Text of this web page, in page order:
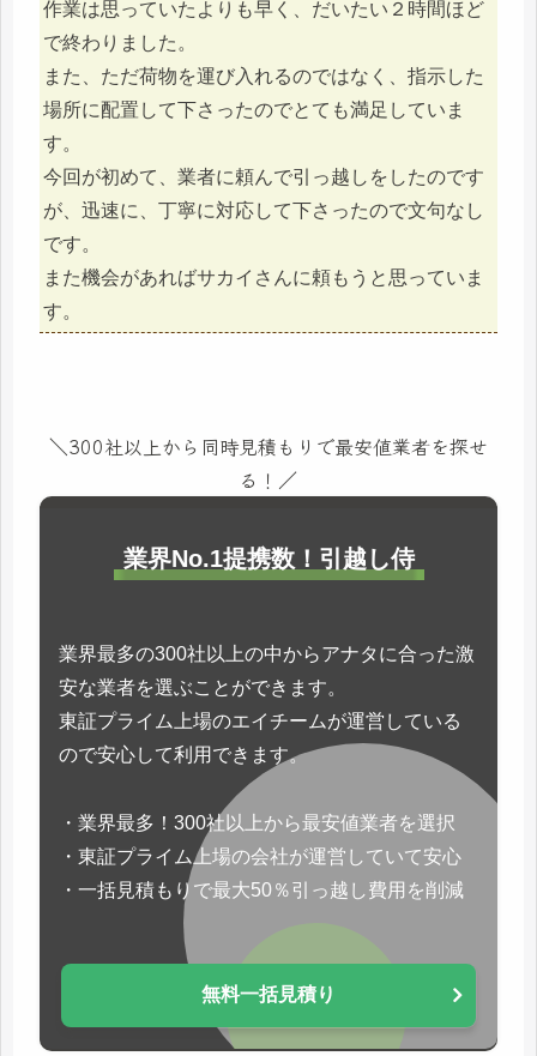
作業は思っていたよりも早く、だいたい２時間ほど
で終わりました。
また、ただ荷物を運び入れるのではなく、指示した
場所に配置して下さったのでとても満足していま
す。
今回が初めて、業者に頼んで引っ越しをしたのです
が、迅速に、丁寧に対応して下さったので文句なし
です。
また機会があればサカイさんに頼もうと思っていま
す。
＼300社以上から同時見積もりで最安値業者を探せ
る！／
業界No.1提携数！引越し侍
業界最多の300社以上の中からアナタに合った激
安な業者を選ぶことができます。
東証プライム上場のエイチームが運営している
ので安心して利用できます。
・業界最多！300社以上から最安値業者を選択
・東証プライム上場の会社が運営していて安心
・一括見積もりで最大50％引っ越し費用を削減
無料一括見積り